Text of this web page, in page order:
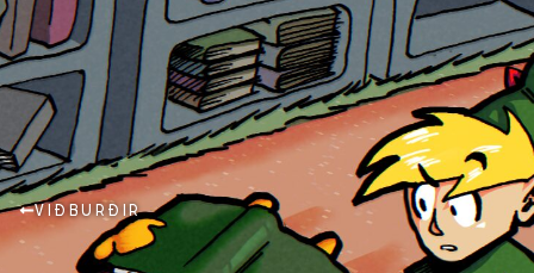
VIÐBURÐIR